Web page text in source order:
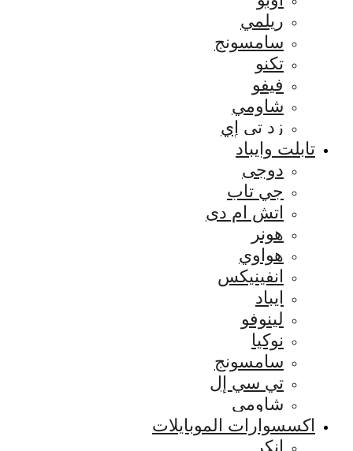
ريلمي
سامسونج
تكنو
فيفو
شاومي
زد تي إي
تابلت وايباد
دوجى
جي تاب
اتش ام دى
هونر
هواوي
انفينيكس
ايباد
لينوفو
نوكيا
سامسونج
تي سي إل
شاومي
اكسسوارات الموبايلات
انكر